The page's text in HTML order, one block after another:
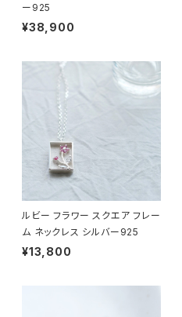
ー925
¥38,900
ルビー フラワー スクエア フレー
ム ネックレス シルバー925
¥13,800